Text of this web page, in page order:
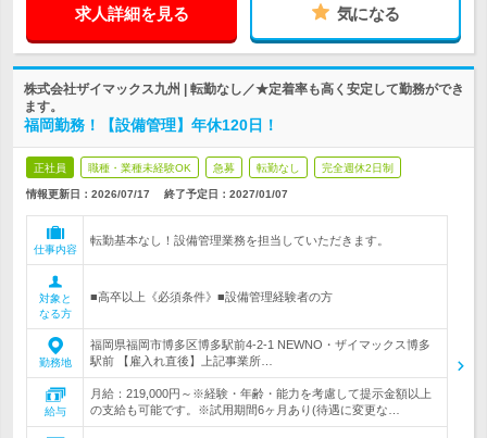
求人詳細を見る 気になる
株式会社ザイマックス九州 | 転勤なし／★定着率も高く安定して勤務ができ
ます。
福岡勤務！【設備管理】年休120日！
正社員 職種・業種未経験OK 急募 転勤なし 完全週休2日制
情報更新日：2026/07/17 終了予定日： 2027/01/07
仕事内容
転勤基本なし！設備管理業務を担当していただきます。
対象と
なる方
■高卒以上《必須条件》■設備管理経験者の方
勤務地
福岡県福岡市博多区博多駅前4-2-1 NEWNO・ザイマックス博多
駅前 【雇入れ直後】上記事業所…
給与
月給：219,000円～※経験・年齢・能力を考慮して提示金額以上
の支給も可能です。※試用期間6ヶ月あり(待遇に変更な…